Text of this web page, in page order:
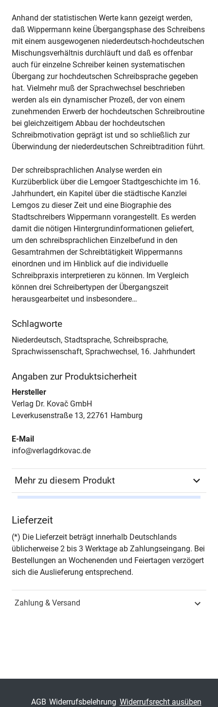
Anhand der statistischen Werte kann gezeigt werden,
daß Wippermann keine Übergangsphase des Schreibens
mit einem ausgewogenen niederdeutsch-hochdeutschen
Mischungsverhältnis durchläuft und daß es offenbar
auch für einzelne Schreiber keinen systematischen
Übergang zur hochdeutschen Schreibsprache gegeben
hat. Vielmehr muß der Sprachwechsel beschrieben
werden als ein dynamischer Prozeß, der von einem
zunehmenden Erwerb der hochdeutschen Schreibroutine
bei gleichzeitigem Abbau der hochdeutschen
Schreibmotivation geprägt ist und so schließlich zur
Überwindung der niederdeutschen Schreibtradition führt.
Der schreibsprachlichen Analyse werden ein
Kurzüberblick über die Lemgoer Stadtgeschichte im 16.
Jahrhundert, ein Kapitel über die städtische Kanzlei
Lemgos zu dieser Zeit und eine Biographie des
Stadtschreibers Wippermann vorangestellt. Es werden
damit die nötigen Hintergrundinformationen geliefert,
um den schreibsprachlichen Einzelbefund in den
Gesamtrahmen der Schreibtätigkeit Wippermanns
einordnen und im Hinblick auf die individuelle
Schreibpraxis interpretieren zu können. Im Vergleich
können drei Schreibertypen der Übergangszeit
herausgearbeitet und insbesondere…
Schlagworte
Niederdeutsch, Stadtsprache, Schreibsprache,
Sprachwissenschaft, Sprachwechsel, 16. Jahrhundert
Angaben zur Produktsicherheit
Hersteller
Verlag Dr. Kovač GmbH
Leverkusenstraße 13, 22761 Hamburg
E-Mail
info@verlagdrkovac.de
Mehr zu diesem Produkt
Seiten 468
Jahr Hamburg 2002
Schriftenreihe
Band 38
Fachbereich Geisteswissenschaft
Lieferzeit
(*) Die Lieferzeit beträgt innerhalb Deutschlands
üblicherweise 2 bis 3 Werktage ab Zahlungseingang. Bei
Bestellungen an Wochenenden und Feiertagen verzögert
sich die Auslieferung entsprechend.
Zahlung & Versand
AGB Widerrufsbelehrung Widerrufsrecht ausüben